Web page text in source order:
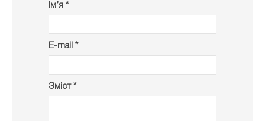
Ім’я *
E-mail *
Зміст *